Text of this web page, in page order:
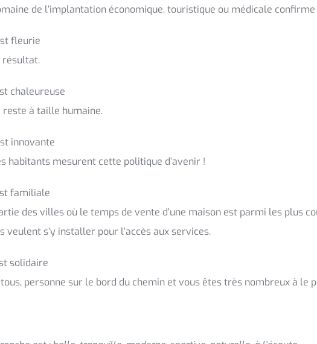
de l’implantation économique, touristique ou médicale
fleurie
résultat.
chaleureuse
à taille humaine.
innovante
habitants mesurent cette politique d’avenir !
familiale
des villes où le temps de vente d’une maison est parmi les plus
s’y installer pour l’accès aux services.
solidaire
personne sur le bord du chemin et vous êtes très nombreux à le